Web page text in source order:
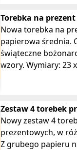
Torebka na
bożonarodzeniowa
Nowa torebka na
papierowa średnia.
świąteczne
wzory. Wymiary: 23
się święta Bożego
Zestaw 4 torebek
Komunia Święta
Nowy zestaw 4
prezentowych, w
Z grubego papieru